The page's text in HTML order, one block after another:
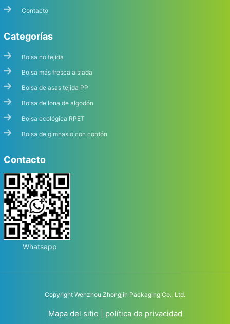
Contacto
Categorías
Bolsa no tejida
Bolsa más fresca aislada
Bolsa de asas tejida PP
Bolsa de lona de algodón
Bolsa ecológica RPET
Bolsa de gimnasio con cordón
Contacto
Whatsapp
Copyright Wenzhou Zhongjin Packaging Co., Ltd.
Mapa del sitio política de privacidad